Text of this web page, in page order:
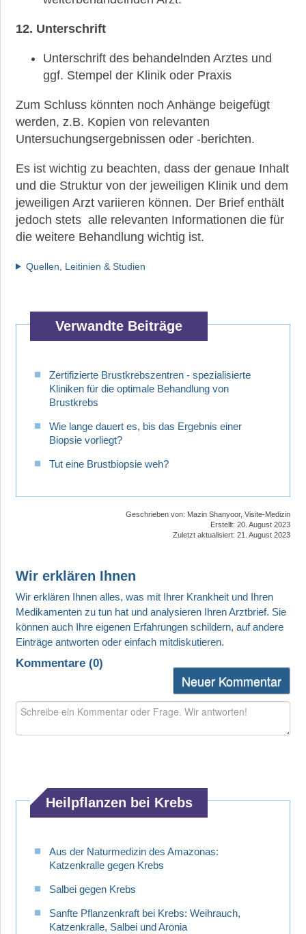
12. Unterschrift
Unterschrift des behandelnden Arztes und
ggf. Stempel der Klinik oder Praxis
Zum Schluss könnten noch Anhänge beigefügt
werden, z.B. Kopien von relevanten
Untersuchungsergebnissen oder -berichten.
Es ist wichtig zu beachten, dass der genaue Inhalt
und die Struktur von der jeweiligen Klinik und dem
jeweiligen Arzt variieren können. Der Brief enthält
jedoch stets alle relevanten Informationen die für
die weitere Behandlung wichtig ist.
Quellen, Leitinien & Studien
Verwandte Beiträge
Zertifizierte Brustkrebszentren - spezialisierte
Kliniken für die optimale Behandlung von
Brustkrebs
Wie lange dauert es, bis das Ergebnis einer
Biopsie vorliegt?
Tut eine Brustbiopsie weh?
Geschrieben von: Mazin Shanyoor, Visite-Medizin
Erstellt: 20. August 2023
Zuletzt aktualisiert: 21. August 2023
Wir erklären Ihnen
Kommentare (0)
Neuer Kommentar
Heilpflanzen bei Krebs
Aus der Naturmedizin des Amazonas:
Katzenkralle gegen Krebs
Salbei gegen Krebs
Sanfte Pflanzenkraft bei Krebs: Weihrauch,
Katzenkralle, Salbei und Aronia
Brustkrebs-
Metastasen
Prognose
Nebenwirkungen
Belastungen
Brustkrebs-
OP
Leben
mit
Brustkrebs
Seelische
Belastung
News,
&
neueste
Leitlinien
Symptome
►
Diagnostik
►
►
Krankheiten
Medikamente
Gesundheit